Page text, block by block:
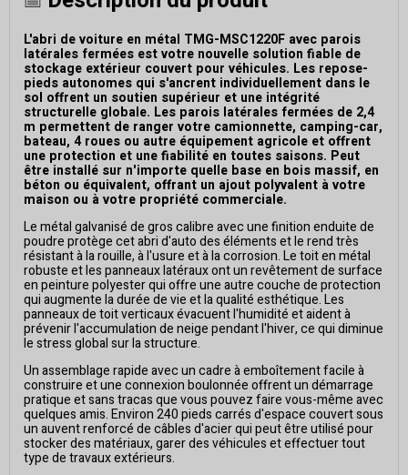
L'abri de voiture en métal TMG-MSC1220F avec parois
latérales fermées est votre nouvelle solution fiable de
stockage extérieur couvert pour véhicules. Les repose-
pieds autonomes qui s'ancrent individuellement dans le
sol offrent un soutien supérieur et une intégrité
structurelle globale. Les parois latérales fermées de 2,4
m permettent de ranger votre camionnette, camping-car,
bateau, 4 roues ou autre équipement agricole et offrent
une protection et une fiabilité en toutes saisons. Peut
être installé sur n'importe quelle base en bois massif, en
béton ou équivalent, offrant un ajout polyvalent à votre
maison ou à votre propriété commerciale.
Le métal galvanisé de gros calibre avec une finition enduite de
poudre protège cet abri d'auto des éléments et le rend très
résistant à la rouille, à l'usure et à la corrosion. Le toit en métal
robuste et les panneaux latéraux ont un revêtement de surface
en peinture polyester qui offre une autre couche de protection
qui augmente la durée de vie et la qualité esthétique. Les
panneaux de toit verticaux évacuent l'humidité et aident à
prévenir l'accumulation de neige pendant l'hiver, ce qui diminue
le stress global sur la structure.
Un assemblage rapide avec un cadre à emboîtement facile à
construire et une connexion boulonnée offrent un démarrage
pratique et sans tracas que vous pouvez faire vous-même avec
quelques amis. Environ 240 pieds carrés d'espace couvert sous
un auvent renforcé de câbles d'acier qui peut être utilisé pour
stocker des matériaux, garer des véhicules et effectuer tout
type de travaux extérieurs.